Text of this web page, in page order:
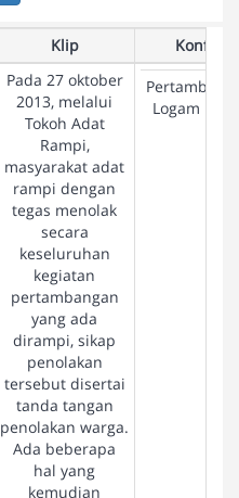
Klip
Konflik
Pada 27 oktober
2013, melalui
Tokoh Adat
Rampi,
masyarakat adat
rampi dengan
tegas menolak
secara
keseluruhan
kegiatan
pertambangan
yang ada
dirampi, sikap
penolakan
tersebut disertai
tanda tangan
penolakan warga.
Ada beberapa
hal yang
kemudian
Logam